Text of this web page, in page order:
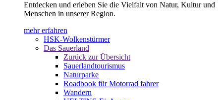
Entdecken und erleben Sie die Vielfalt von Natur, Kultur und
Menschen in unserer Region.
mehr erfahren
HSK-Wolkenstürmer
Das Sauerland
Zurück zur Übersicht
Sauerlandtourismus
Naturparke
Roadbook für Motorrad fahrer
Wandern